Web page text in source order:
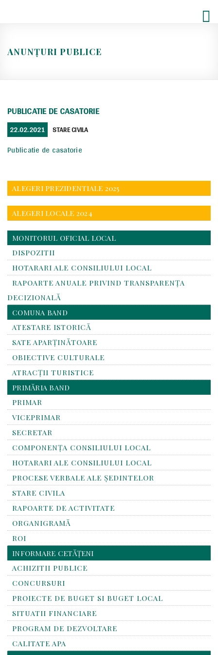
ANUNȚURI PUBLICE
PUBLICATIE DE CASATORIE
POSTED
ON
22.02.2021 CATEGORIES
STARE CIVILA
Publicatie de casatorie
ALEGERI PREZIDENTIALE 2025
ALEGERI LOCALE 2024
MONITORUL OFICIAL LOCAL
DISPOZITII
HOTARARI ALE CONSILIULUI LOCAL
RAPOARTE ANUALE PRIVIND TRANSPARENŢA
DECIZIONALĂ
COMUNA BAND
ATESTARE ISTORICĂ
SATE APARȚINĂTOARE
OBIECTIVE CULTURALE
ATRACȚII TURISTICE
PRIMĂRIA BAND
PRIMAR
VICEPRIMAR
SECRETAR
COMPONENȚA CONSILIULUI LOCAL
HOTARARI ALE CONSILIULUI LOCAL
PROCESE VERBALE ALE ȘEDINTELOR
STARE CIVILA
RAPOARTE DE ACTIVITATE
ORGANIGRAMĂ
ROI
INFORMARE CETĂȚENI
ACHIZITII PUBLICE
CONCURSURI
PROIECTE DE BUGET SI BUGET LOCAL
SITUATII FINANCIARE
PROGRAM DE DEZVOLTARE
CALITATE APA